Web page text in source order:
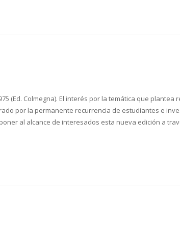
(Ed. Colmegna). El interés por la temática que plantea
por la permanente recurrencia de estudiantes e
al alcance de interesados esta nueva edición a